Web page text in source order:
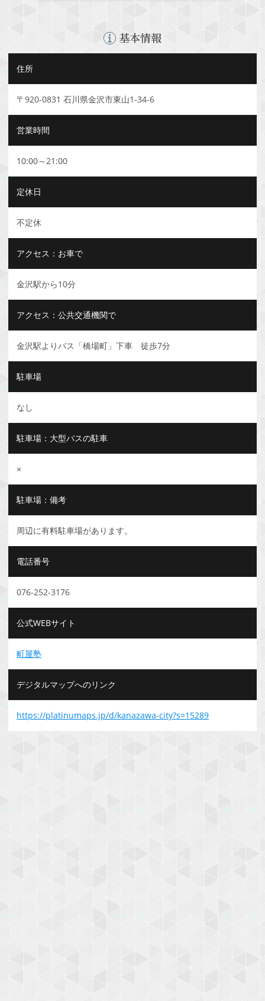
基本情報
住所
〒920-0831 石川県金沢市東山1-34-6
営業時間
10:00～21:00
定休日
不定休
アクセス：お車で
金沢駅から10分
アクセス：公共交通機関で
金沢駅よりバス「橋場町」下車 徒歩7分
駐車場
なし
駐車場：大型バスの駐車
×
駐車場：備考
周辺に有料駐車場があります。
電話番号
076-252-3176
公式WEBサイト
町屋塾
デジタルマップへのリンク
https://platinumaps.jp/d/kanazawa-city?s=15289